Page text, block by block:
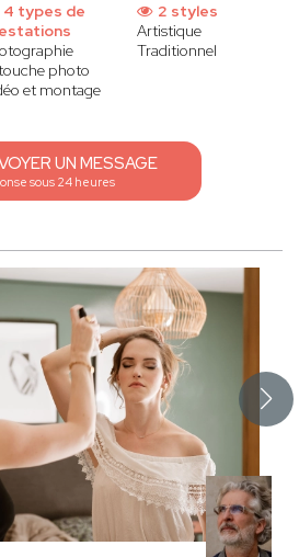
4 types de
photo
et montage
2 styles
Artistique
Traditionnel
UN MESSAGE
sous 24 heures